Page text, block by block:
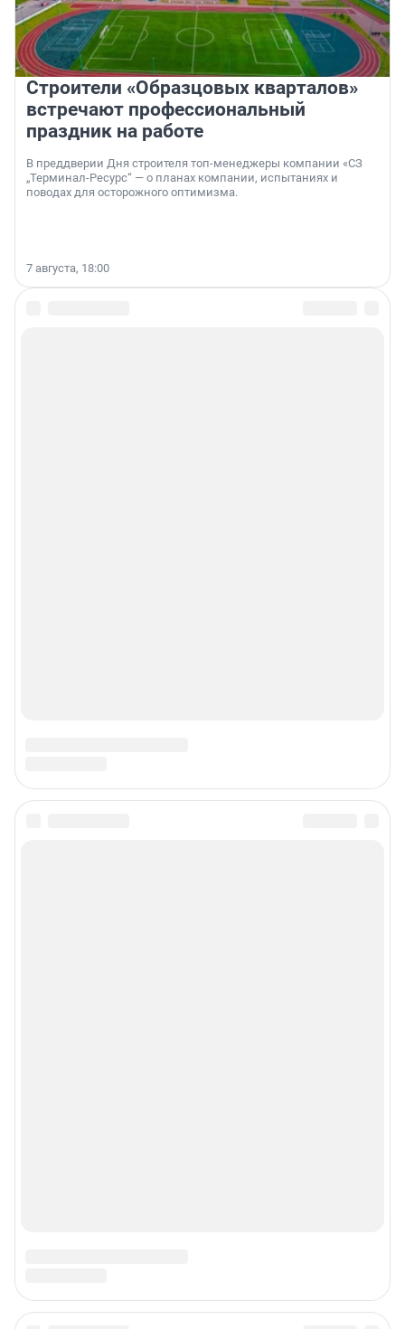
Строители «Образцовых кварталов»
встречают профессиональный
праздник на работе
В преддверии Дня строителя топ-менеджеры компании «СЗ
„Терминал-Ресурс“ — о планах компании, испытаниях и
поводах для осторожного оптимизма.
7 августа, 18:00